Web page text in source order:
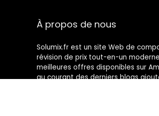
À propos de nous
Solumix.fr est un site Web de
révision de prix tout-en-un
meilleures offres disponibles sur
au courant des derniers blogs